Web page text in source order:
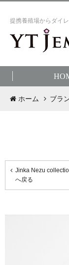
提携養殖場からダイ
ホーム ブラ
Jinka Nezu
へ戻る